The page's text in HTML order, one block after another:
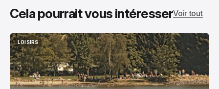
Cela pourrait vous intéresserVoir tout
LOISIRS
LOISIRS